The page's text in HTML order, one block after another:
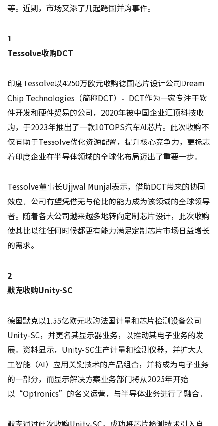
等。近期，市场又添了几起跨国并购事件。
1
Tessolve收购DCT
印度Tessolve以4250万欧元收购德国芯片设计公司Dream
Chip Technologies（简称DCT）。DCT作为一家专注于软
件开发和硬件贸易的公司，2020年被中国企业汇顶科技收
购，于2023年推出了一款10TOPS汽车AI芯片。此次收购不
仅有助于Tessolve优化资源配置，提升核心竞争力，更标志
着印度企业在半导体领域的全球化布局迈出了重要一步。
Tessolve董事长Ujjwal Munjal表示，借助DCT带来的协同
效应，公司有望凭借无与伦比的能力成为该领域的全球领导
者。随着各大公司越来越多地转向定制芯片设计，此次收购
使其比以往任何时候都更有能力满足定制芯片市场日益增长
的需求。
2
默克收购Unity-SC
德国默克以1.55亿欧元收购法国计量和芯片检测设备公司
Unity-SC，并更名其显示器业务，以推动其电子业务的发
展。资料显示，Unity-SC生产计量和检测仪器，并扩大人
工智能（AI）应用关键技术的产品组合，并将成为电子业务
的一部分，而显示解决方案业务部门将从2025年开始
以“Optronics”的名义运营，与半导体业务进行了融合。
默克通过此次收购Unity-SC，成功将芯片检测技术引入自